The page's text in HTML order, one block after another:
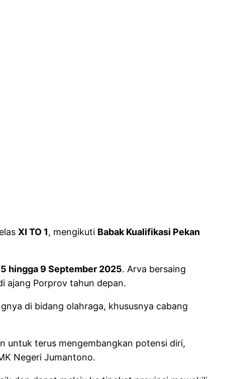
XI TO 1, mengikuti Babak Kualifikasi Pekan
5 hingga 9 September 2025. Arva bersaing
ajang Porprov tahun depan.
di bidang olahraga, khususnya cabang
untuk terus mengembangkan potensi diri,
Negeri Jumantono.